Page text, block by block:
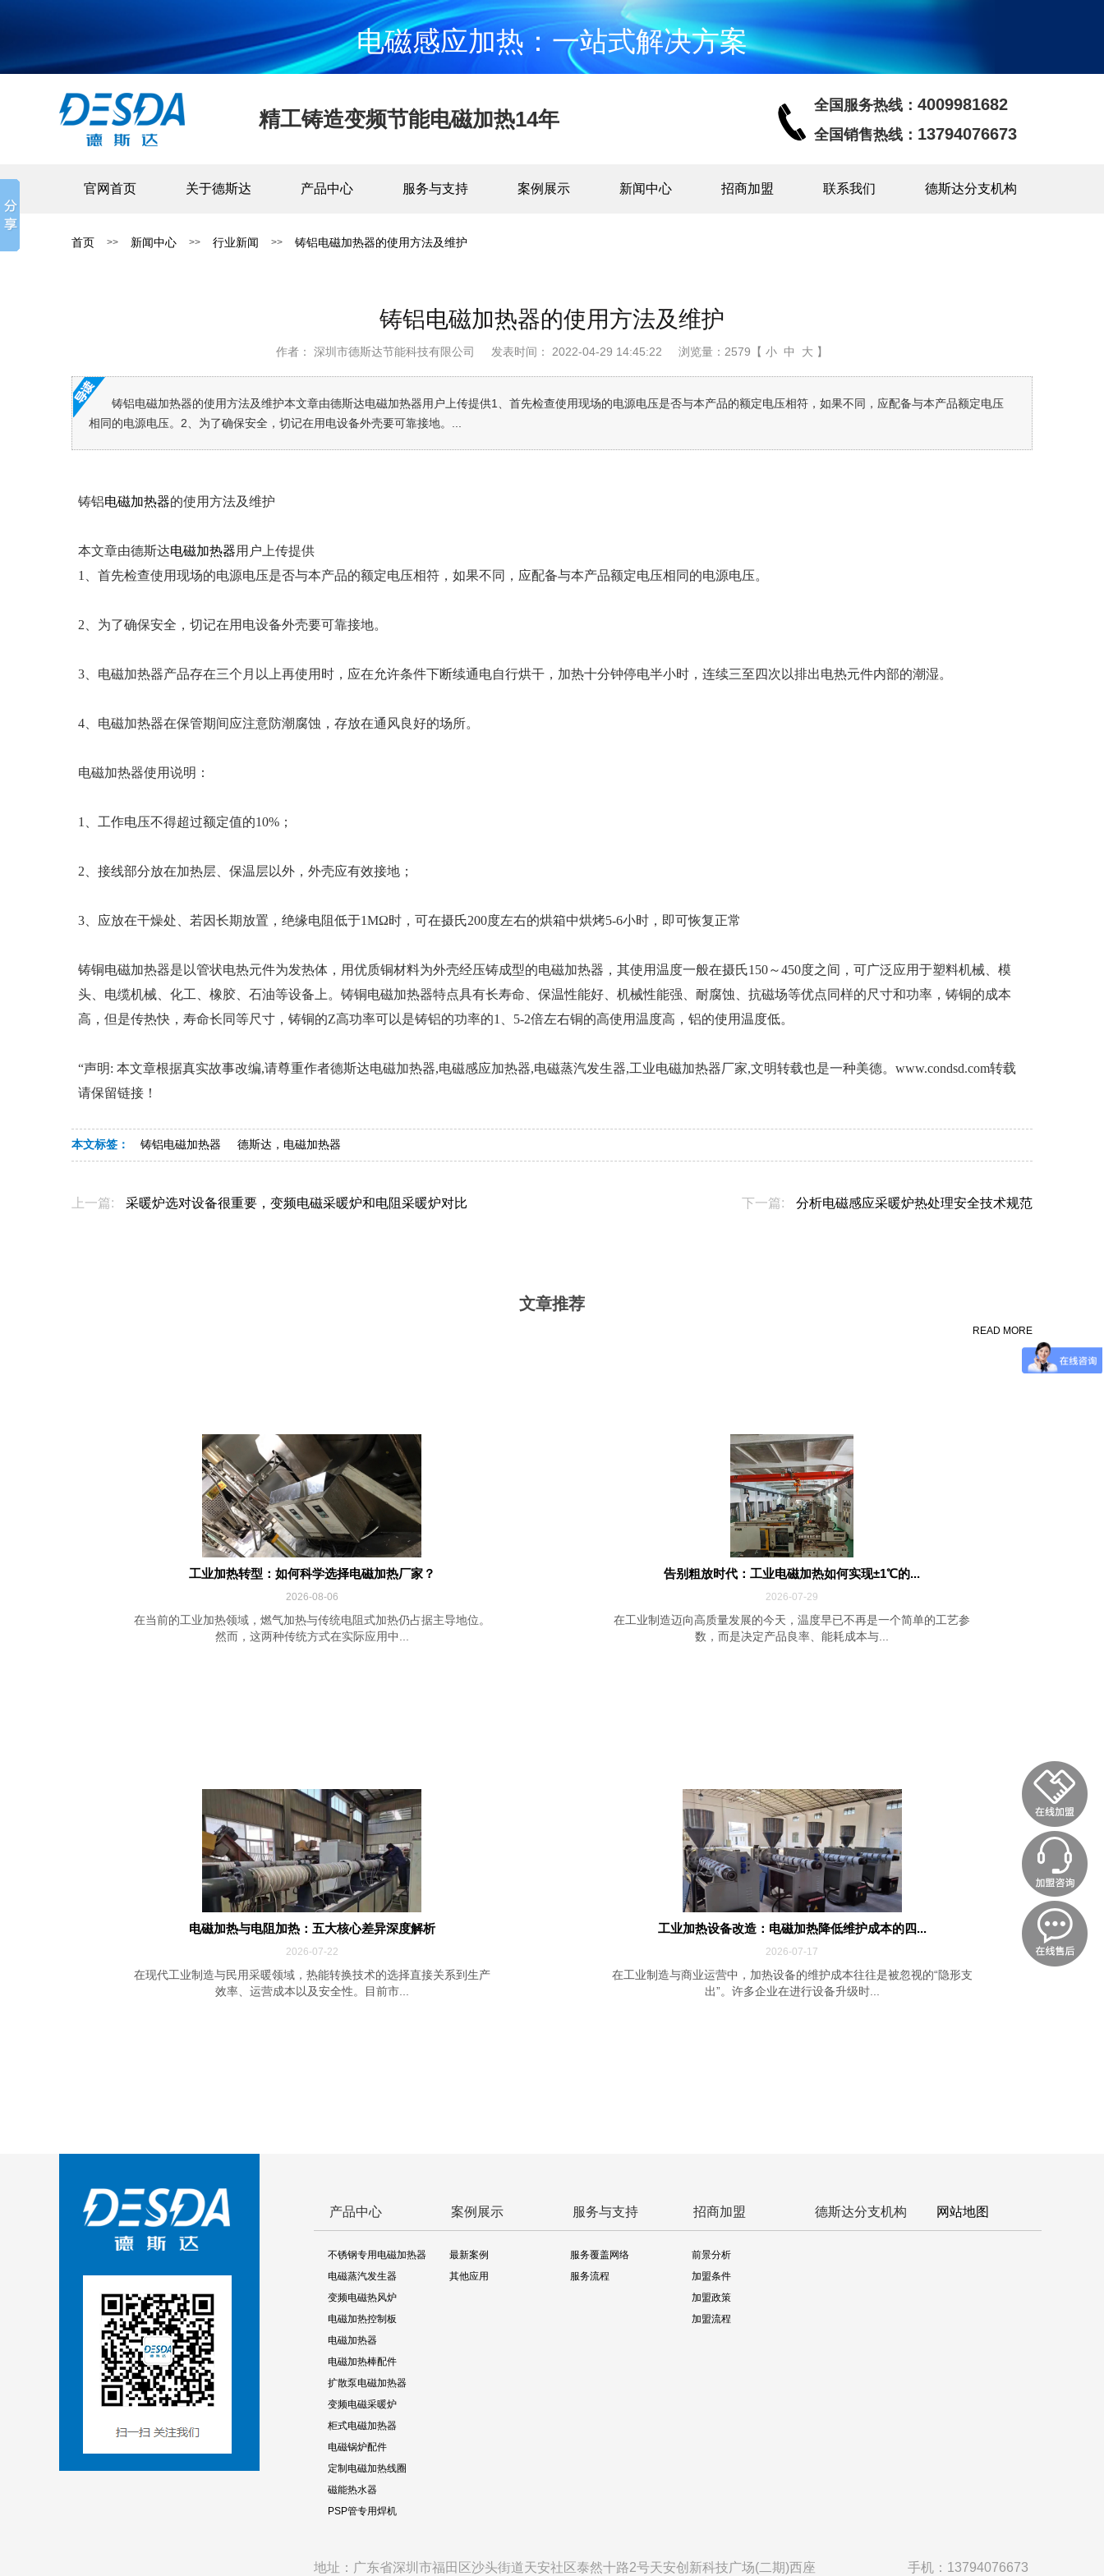
电磁感应加热：一站式解决方案
精工铸造变频节能电磁加热14年
全国服务热线： 4009981682
全国销售热线： 13794076673
官网首页 关于德斯达 产品中心 服务与支持 案例展示 新闻中心 招商加盟 联系我们 德斯达分支机构
首页 >> 新闻中心 >> 行业新闻 >> 铸铝电磁加热器的使用方法及维护
铸铝电磁加热器的使用方法及维护
作者： 深圳市德斯达节能科技有限公司 发表时间： 2022-04-29 14:45:22 浏览量：2579【 小 中 大 】
铸铝电磁加热器的使用方法及维护本文章由德斯达电磁加热器用户上传提供1、首先检查使用现场的电源电压是否与本产品的额定电压相符，如果不同，应配备与本产品额定电压
相同的电源电压。2、为了确保安全，切记在用电设备外壳要可靠接地。...
铸铝电磁加热器的使用方法及维护
本文章由德斯达电磁加热器用户上传提供
1、首先检查使用现场的电源电压是否与本产品的额定电压相符，如果不同，应配备与本产品额定电压相同的电源电压。
2、为了确保安全，切记在用电设备外壳要可靠接地。
3、电磁加热器产品存在三个月以上再使用时，应在允许条件下断续通电自行烘干，加热十分钟停电半小时，连续三至四次以排出电热元件内部的潮湿。
4、电磁加热器在保管期间应注意防潮腐蚀，存放在通风良好的场所。
电磁加热器使用说明：
1、工作电压不得超过额定值的10%；
2、接线部分放在加热层、保温层以外，外壳应有效接地；
3、应放在干燥处、若因长期放置，绝缘电阻低于1MΩ时，可在摄氏200度左右的烘箱中烘烤5-6小时，即可恢复正常
铸铜电磁加热器是以管状电热元件为发热体，用优质铜材料为外壳经压铸成型的电磁加热器，其使用温度一般在摄氏150～450度之间，可广泛应用于塑料机械、模
头、电缆机械、化工、橡胶、石油等设备上。铸铜电磁加热器特点具有长寿命、保温性能好、机械性能强、耐腐蚀、抗磁场等优点同样的尺寸和功率，铸铜的成本
高，但是传热快，寿命长同等尺寸，铸铜的Z高功率可以是铸铝的功率的1、5-2倍左右铜的高使用温度高，铝的使用温度低。
“声明: 本文章根据真实故事改编,请尊重作者德斯达电磁加热器,电磁感应加热器,电磁蒸汽发生器,工业电磁加热器厂家,文明转载也是一种美德。www.condsd.com转载
请保留链接！
本文标签： 铸铝电磁加热器 德斯达，电磁加热器
上一篇: 采暖炉选对设备很重要，变频电磁采暖炉和电阻采暖炉对比 下一篇: 分析电磁感应采暖炉热处理安全技术规范
文章推荐
READ MORE
工业加热转型：如何科学选择电磁加热厂家？
2026-08-06
在当前的工业加热领域，燃气加热与传统电阻式加热仍占据主导地位。
然而，这两种传统方式在实际应用中...
告别粗放时代：工业电磁加热如何实现±1℃的...
2026-07-29
在工业制造迈向高质量发展的今天，温度早已不再是一个简单的工艺参
数，而是决定产品良率、能耗成本与...
电磁加热与电阻加热：五大核心差异深度解析
2026-07-22
在现代工业制造与民用采暖领域，热能转换技术的选择直接关系到生产
效率、运营成本以及安全性。目前市...
工业加热设备改造：电磁加热降低维护成本的四...
2026-07-17
在工业制造与商业运营中，加热设备的维护成本往往是被忽视的“隐形支
出”。许多企业在进行设备升级时...
产品中心
不锈钢专用电磁加热器
电磁蒸汽发生器
变频电磁热风炉
电磁加热控制板
电磁加热器
电磁加热棒配件
扩散泵电磁加热器
变频电磁采暖炉
柜式电磁加热器
电磁锅炉配件
定制电磁加热线圈
磁能热水器
PSP管专用焊机
案例展示
最新案例
其他应用
服务与支持
服务覆盖网络
服务流程
招商加盟
前景分析
加盟条件
加盟政策
加盟流程
德斯达分支机构 网站地图
地址：广东省深圳市福田区沙头街道天安社区泰然十路2号天安创新科技广场(二期)西座 手机：13794076673